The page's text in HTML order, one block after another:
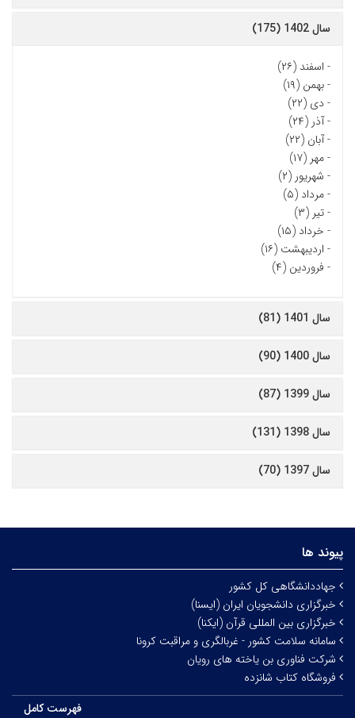
سال 1402 (175)
- اسفند (۲۶)
-بهمن (۱۹)
- دی (۲۲)
-آذر (۲۴)
-آبان (۲۲)
-مهر (۱۷)
- شهریور (۲)
-مرداد (۵)
-تیر (۳)
- خرداد (۱۵)
- اردیبهشت (۱۶)
- فروردین (۴)
سال 1401 (81)
سال 1400 (90)
سال 1399 (87)
سال 1398 (131)
سال 1397 (70)
پیوند ها
جهاددانشگاهی کل کشور
خبرگزاری دانشجویان ایران (ایسنا)
خبرگزاری بین المللی قرآن (ایکنا)
سامانه سلامت کشور - غربالگری و مراقبت کرونا
شرکت فناوری بن یاخته های رویان
فروشگاه کتاب شانزده
فهرست کامل